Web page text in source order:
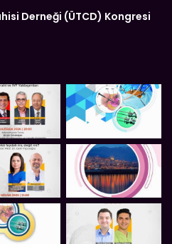
Derneği (ÜTCD) Kongresi